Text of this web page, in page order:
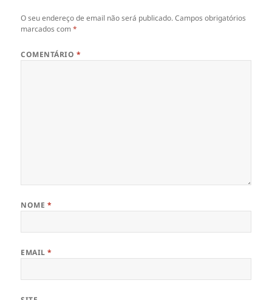
O seu endereço de email não será publicado. Campos obrigatórios
marcados com*
COMENTÁRIO *
NOME *
EMAIL*